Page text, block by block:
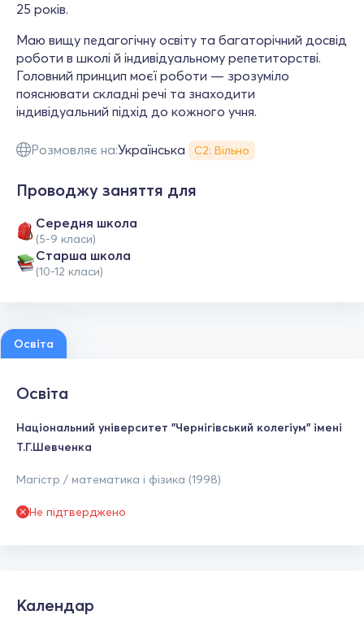
25 років.
Маю вищу педагогічну освіту та багаторічний досвід
роботи в школі й індивідуальному репетиторстві.
Головний принцип моєї роботи — зрозуміло
пояснювати складні речі та знаходити
індивідуальний підхід до кожного учня.
Розмовляє на:Українська С2: Вільно
Проводжу заняття для
Середня школа
(5-9 класи)
Старша школа
(10-12 класи)
Освіта
Освіта
Національний університет "Чернігівський колегіум" імені
Т.Г.Шевченка
Магістр / математика і фізика (1998)
Не підтверджено
Календар